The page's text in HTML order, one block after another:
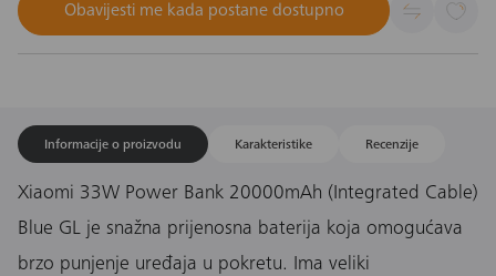
Obavijesti me kada postane dostupno
Informacije o proizvodu Karakteristike Recenzije
Xiaomi 33W Power Bank 20000mAh (Integrated Cable)
Blue GL je snažna prijenosna baterija koja omogućava
brzo punjenje uređaja u pokretu. Ima veliki